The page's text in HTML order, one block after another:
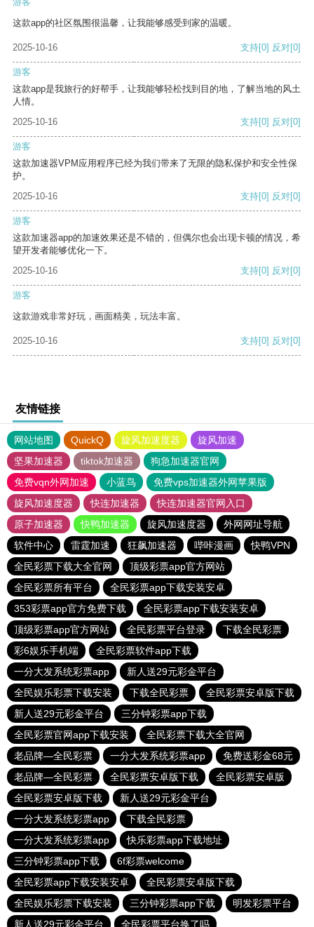
这款app的社区氛围很温馨，让我能够感受到家的温暖。
2025-10-16 支持[0] 反对[0]
游客
这款app是我旅行的好帮手，让我能够轻松找到目的地，了解当地的风土
人情。
2025-10-16
支持[0] 反对[0]
游客
这款加速器VPM应用程序已经为我们带来了无限的隐私保护和安全性保
护。
2025-10-16
支持[0] 反对[0]
游客
这款加速器app的加速效果还是不错的，但偶尔也会出现卡顿的情况，希
望开发者能够优化一下。
2025-10-16
支持[0] 反对[0]
游客
这款游戏非常好玩，画面精美，玩法丰富。
2025-10-16 支持[0] 反对[0]
友情链接
网站地图 QuickQ 旋风加速度器
旋风加速
坚果加速器
tiktok加速器
狗急加速器官网
免费vqn外网加速
小蓝鸟
免费vps加速器外网苹果版
旋风加速度器
快连加速器
快连加速器官网入口
原子加速器
快鸭加速器 旋风加速度器
外网网址导航
软件中心
雷霆加速 狂飙加速器 哔咔漫画
快鸭VPN
全民彩票下载大全官网
顶级彩票app官方网站
全民彩票所有平台
全民彩票app下载安装安卓
353彩票app官方免费下载
全民彩票app下载安装安卓
顶级彩票app官方网站
全民彩票平台登录
下载全民彩票
彩6娱乐手机端
全民彩票软件app下载
一分大发系统彩票app
新人送29元彩金平台
全民娱乐彩票下载安装
下载全民彩票
全民彩票安卓版下载
新人送29元彩金平台
三分钟彩票app下载
全民彩票官网app下载安装
全民彩票下载大全官网
老品牌—全民彩票
一分大发系统彩票app
免费送彩金68元
老品牌—全民彩票
全民彩票安卓版下载
全民彩票安卓版
全民彩票安卓版下载
新人送29元彩金平台
一分大发系统彩票app
下载全民彩票
一分大发系统彩票app
快乐彩票app下载地址
三分钟彩票app下载
6f彩票welcome
全民彩票app下载安装安卓
全民彩票安卓版下载
全民娱乐彩票下载安装
三分钟彩票app下载
明发彩票平台
新人送29元彩金平台
全民彩票平台换了吗